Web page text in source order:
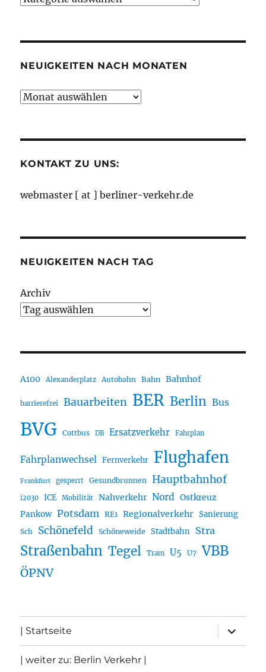
NEUIGKEITEN NACH MONATEN
Neuigkeiten
KONTAKT ZU UNS:
webmaster [ at ] berliner-verkehr.de
NEUIGKEITEN NACH TAG
Archiv
A100 Alexanderplatz Autobahn Bahn Bahnhof
barrierefrei Bauarbeiten BER Berlin Bus
BVG Cottbus DB Ersatzverkehr Fahrplan
Fahrplanwechsel Fernverkehr Flughafen
Frankfurt gesperrt Gesundbrunnen Hauptbahnhof
i2030 ICE Mobilität Nahverkehr Nord Ostkreuz
Pankow Potsdam RE1 Regionalverkehr Sanierung
Sch Schönefeld Schöneweide Stadtbahn Stra
Straßenbahn Tegel Tram U5 U7 VBB
ÖPNV
| Startseite
öffnen
| weiter zu: Berlin Verkehr |